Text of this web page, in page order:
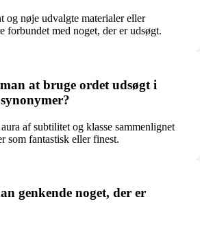
og nøje udvalgte materialer eller
forbundet med noget, der er udsøgt.
at bruge ordet udsøgt i
af subtilitet og klasse sammenlignet
som fantastisk eller finest.
genkende noget, der er